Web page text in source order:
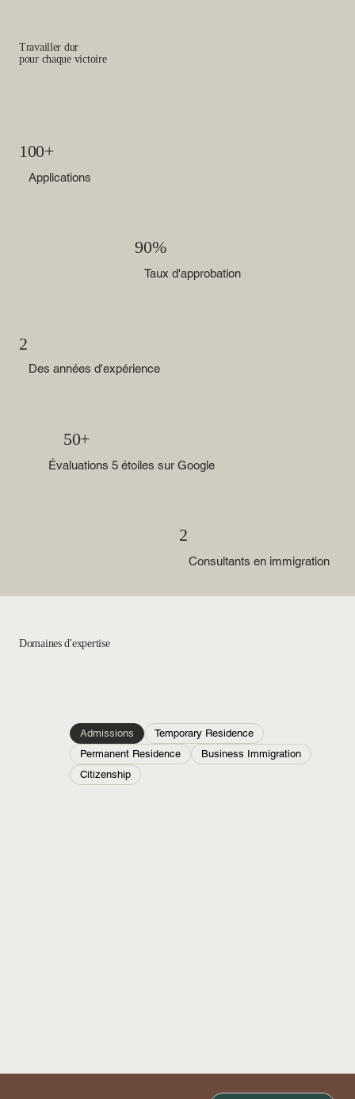
Travailler dur
pour chaque victoire
Applications
100+
Taux d'approbation
90%
Des années d'expérience
2
Évaluations 5 étoiles sur Google
50+
Consultants en immigration
2
Domaines d'expertise
Admissions
Temporary Residence
Permanent Residence
Business Immigration
Citizenship